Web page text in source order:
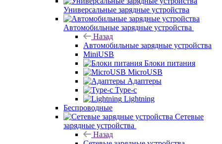
Универсальные зарядные устройства
Автомобильные зарядные устройства
Назад
Автомобильные зарядные устройства
MiniUSB
Блоки питания
MicroUSB
Адаптеры
Type-c
Lightning
Беспроводные
Сетевые
зарядные устройства
Назад